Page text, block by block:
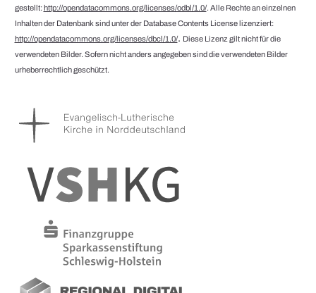
gestellt:http://opendatacommons.org/licenses/odbl/1.0/. Alle Rechte an einzelnen
Inhalten der Datenbank sind unter der Database Contents License lizenziert:
http://opendatacommons.org/licenses/dbcl/1.0/. Diese Lizenz gilt nicht für die
verwendeten Bilder. Sofern nicht anders angegeben sind die verwendeten Bilder
urheberrechtlich geschützt.